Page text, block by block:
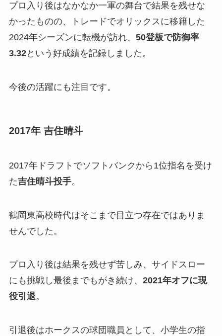
プロ入り後はなかなか一軍の舞台で結果を残せな
かったものの、トレードでオリックスに移籍した
2024年シーズンに転機が訪れ、 50登板で防御率
3.32という好成績を記録しました。
今後の活躍にも注目です。
2017年 吉住晴斗
2017年ドラフトでソフトバンクから1位指名を受け
た吉住晴斗投手。
鶴岡東高校時代はそこまで目立つ存在ではありま
せんでした。
プロ入り後は結果を残せず苦しみ、サイドスロー
にも挑戦し最後までもがき続け、 2021年オフに現
役引退。
引退後はホークスの球団職員として、小学生の指